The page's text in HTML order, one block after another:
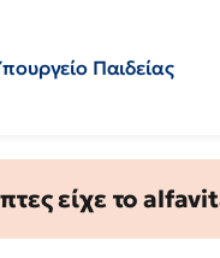
Παιδείας
είχε το